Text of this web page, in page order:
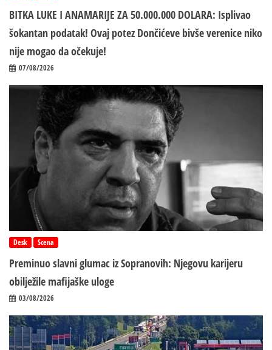
BITKA LUKE I ANAMARIJE ZA 50.000.000 DOLARA: Isplivao
šokantan podatak! Ovaj potez Dončićeve bivše verenice niko
nije mogao da očekuje!
07/08/2026
Desk Scena
Preminuo slavni glumac iz Sopranovih: Njegovu karijeru
obilježile mafijaške uloge
03/08/2026